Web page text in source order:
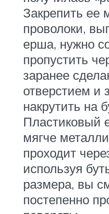
Закрепить ее
проволоки,
ерша, нужно
пропустить
заранее
отверстием и
накрутить на
Пластиковый
мягче
проходит
используя
размера, вы
постепенно